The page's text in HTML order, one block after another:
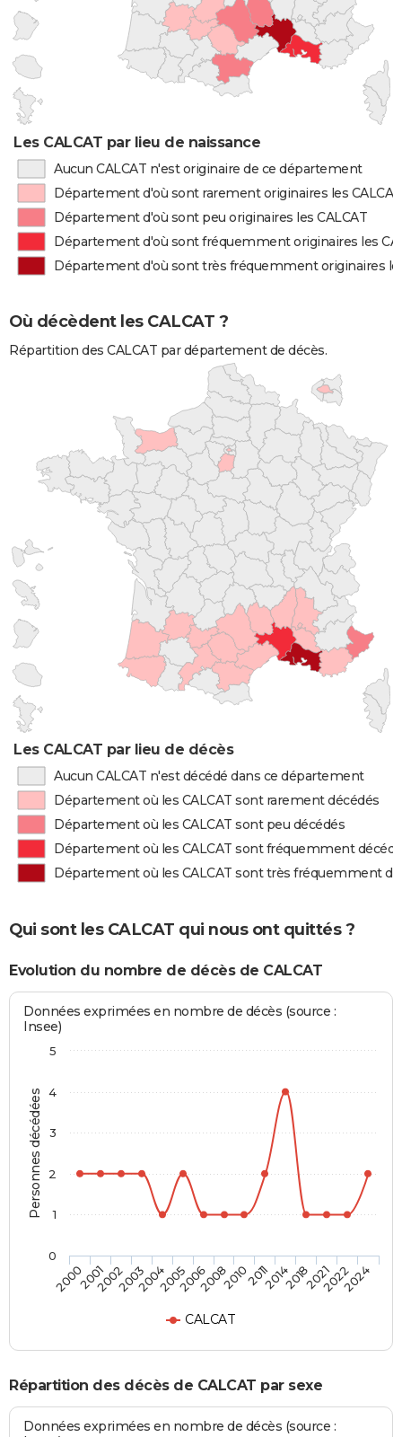
Les CALCAT par lieu de naissance
Aucun CALCAT n'est originaire de ce département
Département d'où sont rarement originaires les CALCAT
Département d'où sont peu originaires les CALCAT
Département d'où sont fréquemment originaires les
Département d'où sont très fréquemment originaires
Où décèdent les CALCAT ?
Répartition des CALCAT par département de décès.
Les CALCAT par lieu de décès
Aucun CALCAT n'est décédé dans ce département
Département où les CALCAT sont rarement décédés
Département où les CALCAT sont peu décédés
Département où les CALCAT sont fréquemment
Département où les CALCAT sont très fréquemment
Qui sont les CALCAT qui nous ont quittés ?
Evolution du nombre de décès de CALCAT
Personnes décédées
Données exprimées en nombre de décès (source :
Insee)
CALCAT
200020012002200320042005200620082010201120142018202120222024
0
1
2
3
4
5
Répartition des décès de CALCAT par sexe
Données exprimées en nombre de décès (source :